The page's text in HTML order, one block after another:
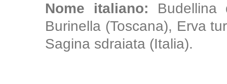
Nome italiano:
Burinella (Toscana), Erva
Sagina sdraiata (Italia).